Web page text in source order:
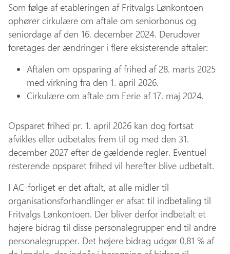
Som følge af etableringen af Fritvalgs Lønkontoen
ophører cirkulære om aftale om seniorbonus og
seniordage af den 16. december 2024. Derudover
foretages der ændringer i flere eksisterende aftaler:
Aftalen om opsparing af frihed af 28. marts 2025
med virkning fra den 1. april 2026.
Cirkulære om aftale om Ferie af 17. maj 2024.
Opsparet frihed pr. 1. april 2026 kan dog fortsat
afvikles eller udbetales frem til og med den 31.
december 2027 efter de gældende regler. Eventuel
resterende opsparet frihed vil herefter blive udbetalt.
I AC-forliget er det aftalt, at alle midler til
organisationsforhandlinger er afsat til indbetaling til
Fritvalgs Lønkontoen. Der bliver derfor indbetalt et
højere bidrag til disse personalegrupper end til andre
personalegrupper. Det højere bidrag udgør 0,81 % af